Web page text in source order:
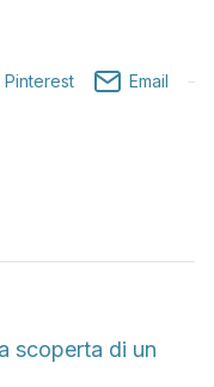
Pinterest Email
scoperta di un